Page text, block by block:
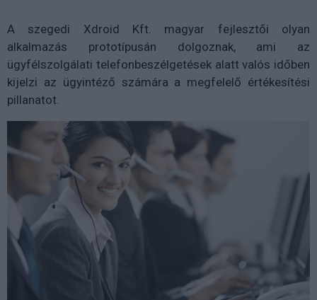
A szegedi Xdroid Kft. magyar fejlesztői olyan
alkalmazás prototípusán dolgoznak, ami az
ügyfélszolgálati telefonbeszélgetések alatt valós időben
kijelzi az ügyintéző számára a megfelelő értékesítési
pillanatot.